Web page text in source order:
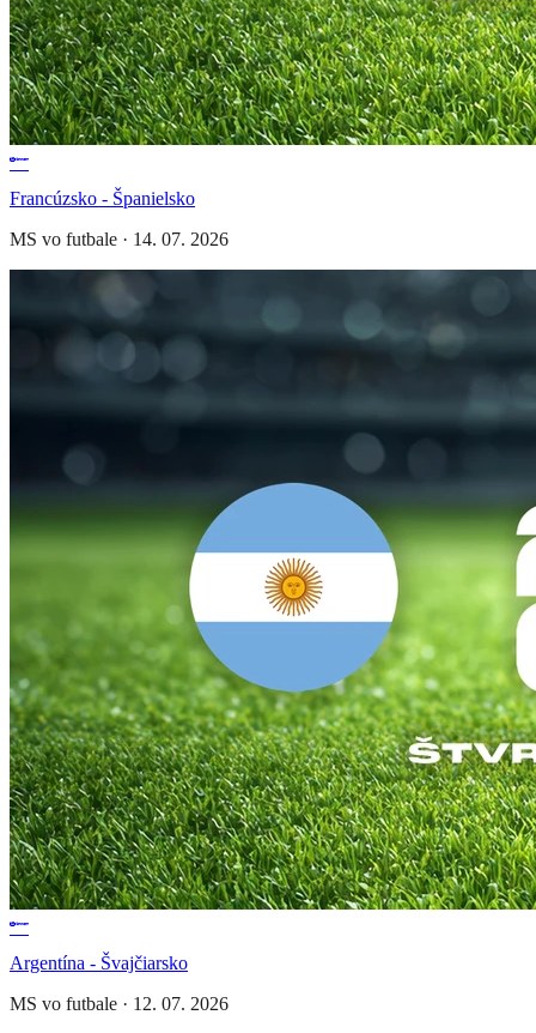
Francúzsko - Španielsko
MS vo futbale · 14. 07. 2026
Argentína - Švajčiarsko
MS vo futbale · 12. 07. 2026